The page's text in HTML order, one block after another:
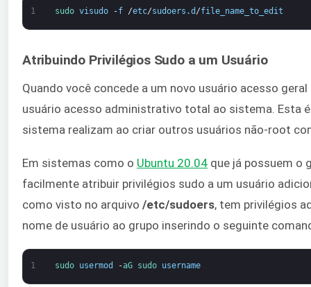
1 sudo visudo -f /etc/sudoers .d /file_name_to_edit
Atribuindo Privilégios Sudo a um Usuário
Quando você concede a um novo usuário acesso
usuário acesso administrativo total ao sistema. Esta
sistema realizam ao criar outros usuários não-root
Em sistemas como o Ubuntu 20.04 que já possuem o
facilmente atribuir privilégios sudo a um usuário
como visto no arquivo /etc/sudoers, tem privilégios
nome de usuário ao grupo inserindo o seguinte
1 sudo usermod -aG sudo username